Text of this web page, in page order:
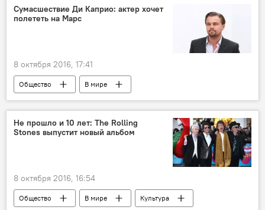
Сумасшествие Ди Каприо: актер хочет
полететь на Марс
8 октября 2016, 17:41
Общество В мире
Не прошло и 10 лет: The Rolling
Stones выпустит новый альбом
8 октября 2016, 16:54
Общество В мире Культура